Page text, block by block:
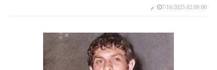
7/16/2025 02:06:00 م